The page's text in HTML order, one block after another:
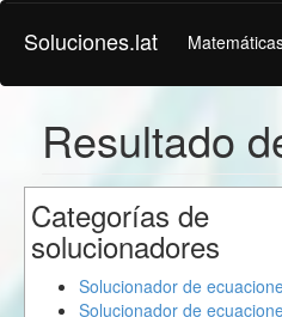
Soluciones.lat
Resultado
Categorías de
solucionadores
Solucionador de
Solucionador de